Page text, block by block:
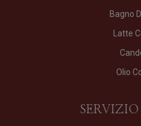
Bagno
Latte
Olio